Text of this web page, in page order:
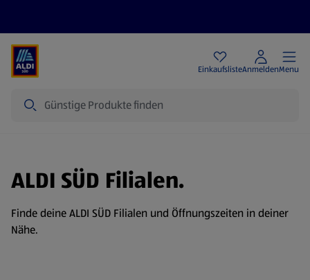
EinkaufslisteAnmeldenMenu
ALDI SÜD Filialen.
Finde deine ALDI SÜD Filialen und Öffnungszeiten in deiner
Nähe.